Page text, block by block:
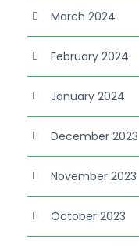
March 2024
February 2024
January 2024
December 2023
November 2023
October 2023